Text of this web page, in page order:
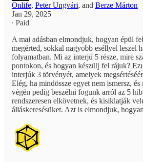
Onlife, Peter Ungvári, and Berze Márton
Jan 29, 2025
∙ Paid
A mai adásban elmondjuk, hogyan épül
megérted, sokkal nagyobb eséllyel leszel
folyamatban. Mi az interjú 5 része, mire
pontokon, és hogyan készülj fel rájuk?
interjúk 3 törvényét, amelyek
Elég, ha mindössze egyet nem ismersz,
végén pedig beszélni fogunk arról az 5
rendszeresen elkövetnek, és kisiklatják
álláskeresésüket. Azt is elmondjuk,